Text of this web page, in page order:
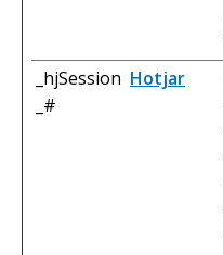
_hjSession
_#
Hotjar